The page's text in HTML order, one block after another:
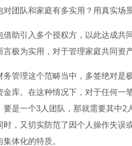
对团队和家庭有多实用？用真实场
借助引入多个授权方，以此达成共
言极为实用，对于管理家庭共同资
务管理这个范畴当中，多签绝对是
金库。在这种情况下，对于任何一
要是一个3人团队，那就需要其中
时，又切实防范了因个人操作失误
体化的特质。